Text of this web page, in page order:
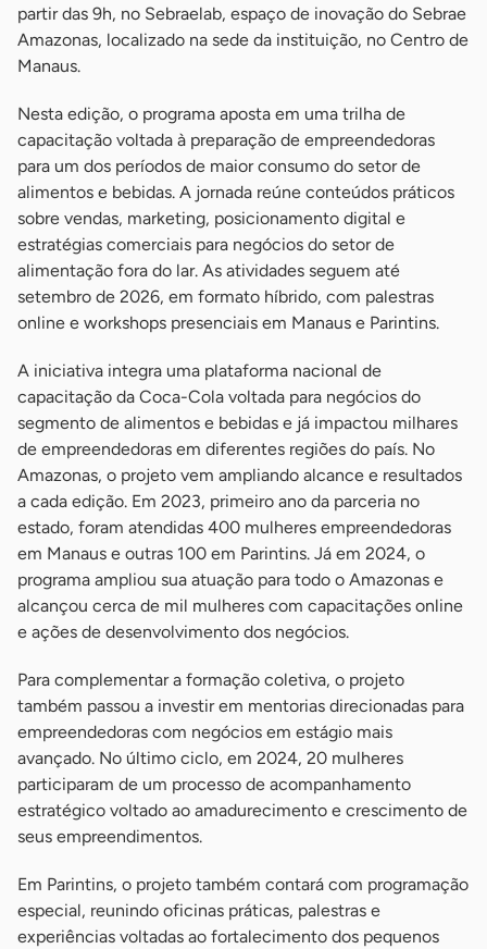
partir das 9h, no Sebraelab, espaço de inovação do Sebrae
Amazonas, localizado na sede da instituição, no Centro de
Manaus.
Nesta edição, o programa aposta em uma trilha de
capacitação voltada à preparação de empreendedoras
para um dos períodos de maior consumo do setor de
alimentos e bebidas. A jornada reúne conteúdos práticos
sobre vendas, marketing, posicionamento digital e
estratégias comerciais para negócios do setor de
alimentação fora do lar. As atividades seguem até
setembro de 2026, em formato híbrido, com palestras
online e workshops presenciais em Manaus e Parintins.
A iniciativa integra uma plataforma nacional de
capacitação da Coca-Cola voltada para negócios do
segmento de alimentos e bebidas e já impactou milhares
de empreendedoras em diferentes regiões do país. No
Amazonas, o projeto vem ampliando alcance e resultados
a cada edição. Em 2023, primeiro ano da parceria no
estado, foram atendidas 400 mulheres empreendedoras
em Manaus e outras 100 em Parintins. Já em 2024, o
programa ampliou sua atuação para todo o Amazonas e
alcançou cerca de mil mulheres com capacitações online
e ações de desenvolvimento dos negócios.
Para complementar a formação coletiva, o projeto
também passou a investir em mentorias direcionadas para
empreendedoras com negócios em estágio mais
avançado. No último ciclo, em 2024, 20 mulheres
participaram de um processo de acompanhamento
estratégico voltado ao amadurecimento e crescimento de
seus empreendimentos.
Em Parintins, o projeto também contará com programação
especial, reunindo oficinas práticas, palestras e
experiências voltadas ao fortalecimento dos pequenos